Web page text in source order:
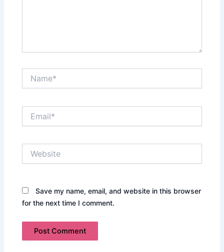
Save my name, email, and website in this browser
for the next time I comment.